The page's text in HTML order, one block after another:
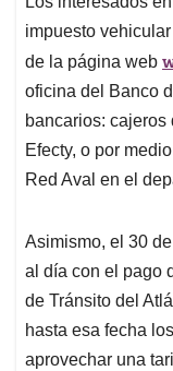
impuesto
de la página web
oficina del Banco
bancarios:
Efecty, o por
Red Aval en el
Asimismo, el 30
al día con el pago
de Tránsito del
hasta esa fecha
aprovechar una